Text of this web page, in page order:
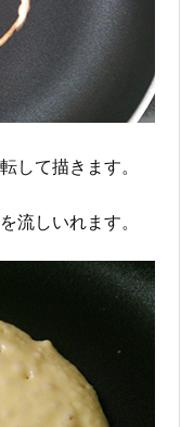
して描きます。
流しいれます。